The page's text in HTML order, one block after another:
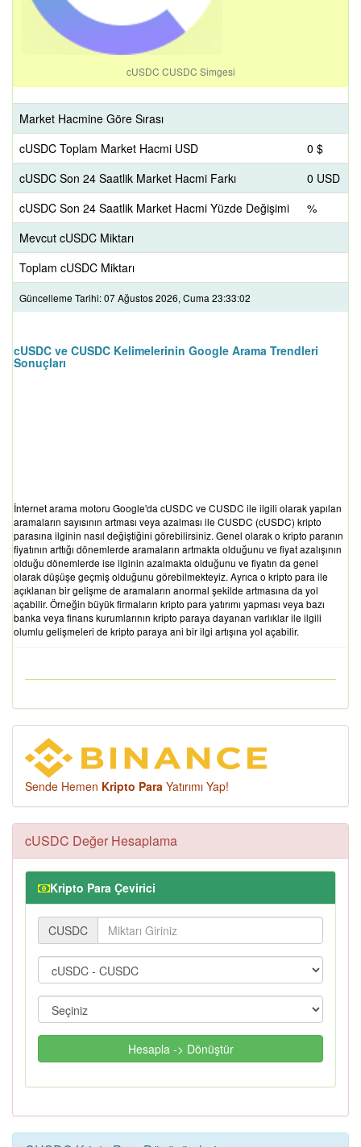
cUSDC CUSDC Simgesi
Market Hacmine Göre Sırası
cUSDC Toplam Market Hacmi USD
0 $
cUSDC Son 24 Saatlik Market Hacmi Farkı
0 USD
cUSDC Son 24 Saatlik Market Hacmi Yüzde Değişimi
%
Mevcut cUSDC Miktarı
Toplam cUSDC Miktarı
Güncelleme Tarihi: 07 Ağustos 2026, Cuma 23:33:02
cUSDC ve CUSDC Kelimelerinin Google Arama Trendleri
Sonuçları
İnternet arama motoru Google'da cUSDC ve CUSDC ile ilgili olarak yapılan
aramaların sayısının artması veya azalması ile CUSDC (cUSDC) kripto
parasına ilginin nasıl değiştiğini görebilirsiniz. Genel olarak o kripto paranın
fiyatının arttığı dönemlerde aramaların artmakta olduğunu ve fiyat azalışının
olduğu dönemlerde ise ilginin azalmakta olduğunu ve fiyatın da genel
olarak düşüşe geçmiş olduğunu görebilmekteyiz. Ayrıca o kripto para ile
açıklanan bir gelişme de aramaların anormal şekilde artmasına da yol
açabilir. Örneğin büyük firmaların kripto para yatırımı yapması veya bazı
banka veya finans kurumlarının kripto paraya dayanan varlıklar ile ilgili
olumlu gelişmeleri de kripto paraya ani bir ilgi artışına yol açabilir.
Sende Hemen Kripto Para Yatırımı Yap!
cUSDC Değer Hesaplama
Kripto Para Çevirici
CUSDC
Hesapla -> Dönüştür